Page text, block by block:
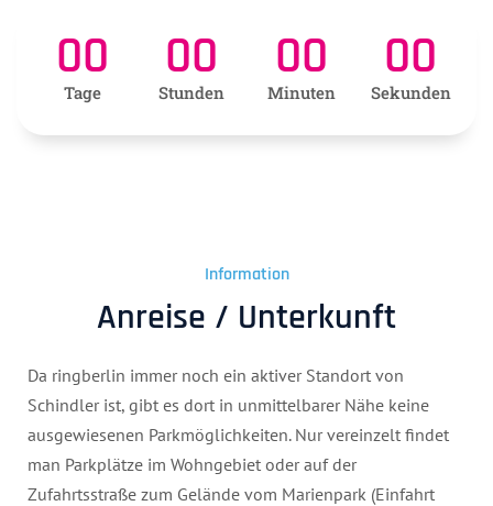
00
Tage
00
Stunden
00
Minuten
00
Sekunden
Information
Anreise / Unterkunft
Da ringberlin immer noch ein aktiver Standort von
Schindler ist, gibt es dort in unmittelbarer Nähe keine
ausgewiesenen Parkmöglichkeiten. Nur vereinzelt findet
man Parkplätze im Wohngebiet oder auf der
Zufahrtsstraße zum Gelände vom Marienpark (Einfahrt